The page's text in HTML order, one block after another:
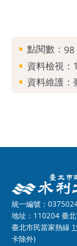
點閱數： 98
資料檢視
資料維護：
統一編號：
地址：110204 臺
臺北市民當家熱線
卡除外)